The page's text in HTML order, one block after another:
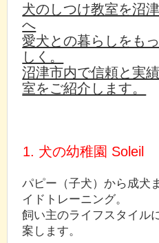
犬のしつけ教室を沼
へ
愛犬との暮らしをも
しく。
沼津市内で信頼と実
室をご紹介します。
1. 犬の幼稚園 Soleil
パピー（子犬）から成犬
イドトレーニング。
飼い主のライフスタイル
案します。